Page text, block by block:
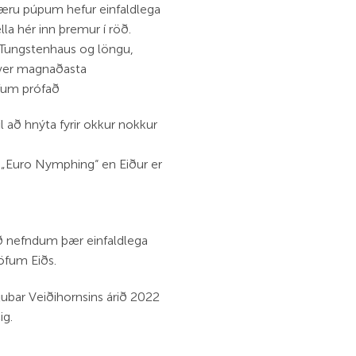
púpum hefur einfaldlega
hér inn þremur í röð.
og löngu,
magnaðasta
prófað
að hnýta fyrir okkur nokkur
Nymphing“ en Eiður er
nefndum þær einfaldlega
Eiðs.
Veiðihornsins árið 2022